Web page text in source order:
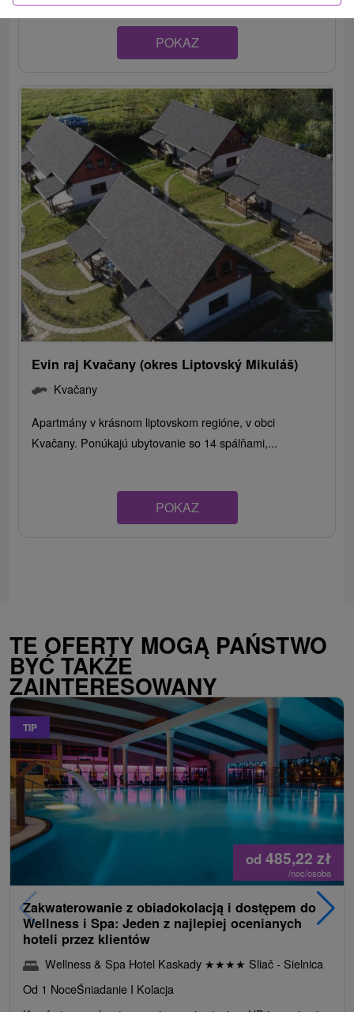
POKAZ
Evin raj Kvačany (okres Liptovský Mikuláš)
Kvačany
Apartmány v krásnom liptovskom regióne, v obci
Kvačany. Ponúkajú ubytovanie so 14 spálňami,...
POKAZ
TE OFERTY MOGĄ PAŃSTWO
BYĆ TAKŻE
ZAINTERESOWANY
TIP
od 485,22 zł
/noc/osoba
Zakwaterowanie z obiadokolacją i dostępem do
Wellness i Spa: Jeden z najlepiej ocenianych
hoteli przez klientów
Wellness & Spa Hotel Kaskady ★★★★ Sliač - Sielnica
Od 1 NoceŚniadanie I Kolacja